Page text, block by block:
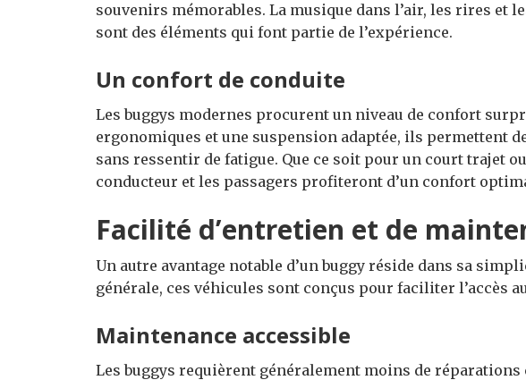
souvenirs mémorables. La musique dans l’air, les rires et
sont des éléments qui font partie de l’expérience.
Un confort de conduite
Les buggys modernes procurent un niveau de confort
ergonomiques et une suspension adaptée, ils permettent
sans ressentir de fatigue. Que ce soit pour un court trajet
conducteur et les passagers profiteront d’un confort
Facilité d’entretien et de
Un autre avantage notable d’un buggy réside dans sa
générale, ces véhicules sont conçus pour faciliter l’accès
Maintenance accessible
Les buggys requièrent généralement moins de réparations